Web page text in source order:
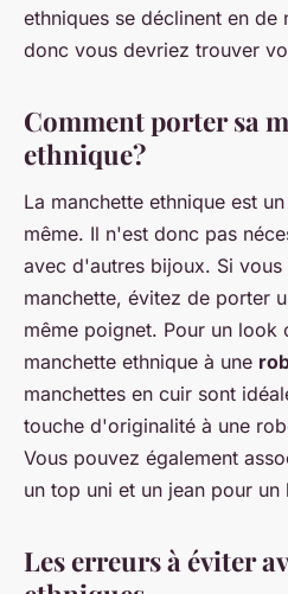
ethniques se déclinent en de
donc vous devriez trouver
Comment porter sa
ethnique?
La manchette ethnique est
même. Il n'est donc pas
avec d'autres bijoux. Si
manchette, évitez de porter
même poignet. Pour un look
manchette ethnique à une
manchettes en cuir sont
touche d'originalité à une
Vous pouvez également
un top uni et un jean pour
Les erreurs à éviter